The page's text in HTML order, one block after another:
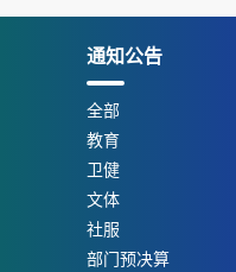
通知公告
全部
教育
卫健
文体
社服
部门预决算